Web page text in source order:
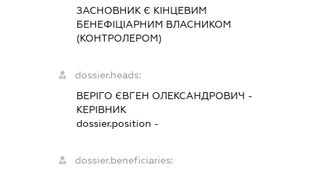
ЗАСНОВНИК Є КІНЦЕВИМ
БЕНЕФІЦІАРНИМ ВЛАСНИКОМ
(КОНТРОЛЕРОМ)
dossier.heads:
ВЕРІГО ЄВГЕН ОЛЕКСАНДРОВИЧ -
КЕРІВНИК
dossier.position -
dossier.beneficiaries: